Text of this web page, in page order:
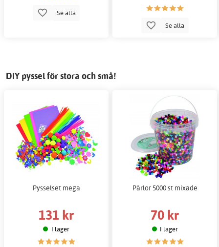
Se alla
Se alla
DIY pyssel för stora och små!
Pysselset mega
131 kr
I lager
Pärlor 5000 st mixade
70 kr
I lager